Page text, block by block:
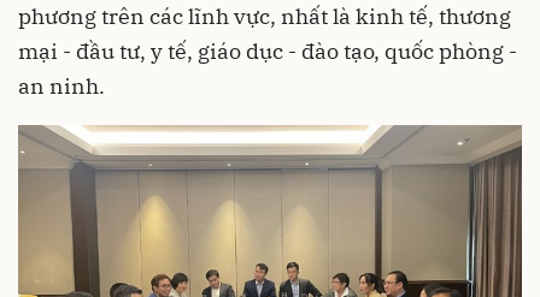
phương trên các lĩnh vực, nhất là kinh tế, thương
mại - đầu tư, y tế, giáo dục - đào tạo, quốc phòng -
an ninh.